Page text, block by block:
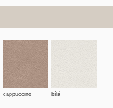
cappuccino bílá